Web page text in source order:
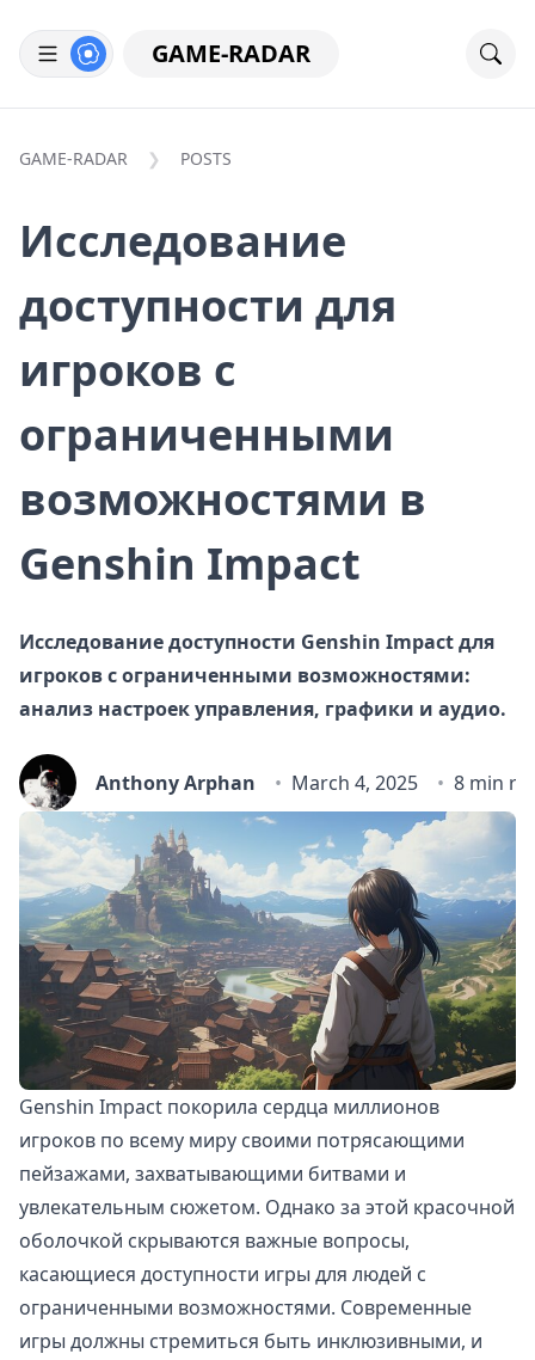
GAME-RADAR
GAME-RADAR POSTS
Исследование
доступности для
игроков с
ограниченными
возможностями в
Genshin Impact
Исследование доступности Genshin Impact для
игроков с ограниченными возможностями:
анализ настроек управления, графики и аудио.
Anthony Arphan March 4, 2025 8 min
Genshin Impact покорила сердца миллионов
игроков по всему миру своими потрясающими
пейзажами, захватывающими битвами и
увлекательным сюжетом. Однако за этой красочной
оболочкой скрываются важные вопросы,
касающиеся доступности игры для людей с
ограниченными возможностями. Современные
игры должны стремиться быть инклюзивными, и